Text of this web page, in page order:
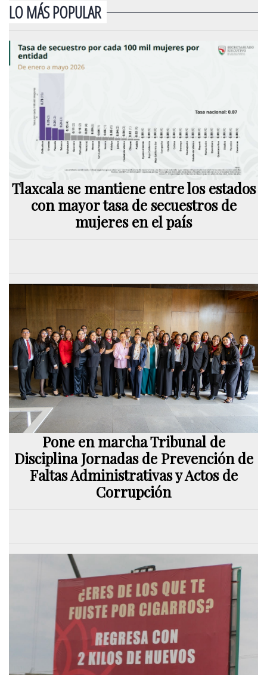
LO MÁS POPULAR
Tlaxcala se mantiene entre los estados
con mayor tasa de secuestros de
mujeres en el país
Pone en marcha Tribunal de
Disciplina Jornadas de Prevención de
Faltas Administrativas y Actos de
Corrupción